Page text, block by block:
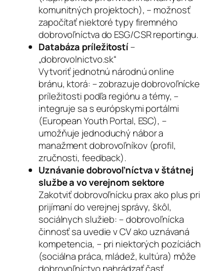
komunitných projektoch), – možnosť
započítať niektoré typy firemného
dobrovoľníctva do ESG/CSR reportingu.
Databáza príležitostí–
„dobrovolnictvo.sk“
Vytvoriť jednotnú národnú online
bránu, ktorá: – zobrazuje dobrovoľnícke
príležitosti podľa regiónu a témy, –
integruje sa s európskymi portálmi
(European Youth Portal, ESC), –
umožňuje jednoduchý nábor a
manažment dobrovoľníkov (profil,
zručnosti, feedback).
Uznávanie dobrovoľníctva v štátnej
službe a vo verejnom sektore
Zakotviť dobrovoľnícku prax ako plus pri
prijímaní do verejnej správy, škôl,
sociálnych služieb: – dobrovoľnícka
činnosť sa uvedie v CV ako uznávaná
kompetencia, – pri niektorých pozíciách
(sociálna práca, mládež, kultúra) môže